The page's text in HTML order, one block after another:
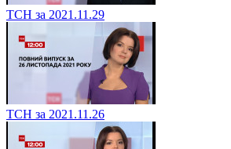
ТСН за 2021.11.29
ТСН за 2021.11.26